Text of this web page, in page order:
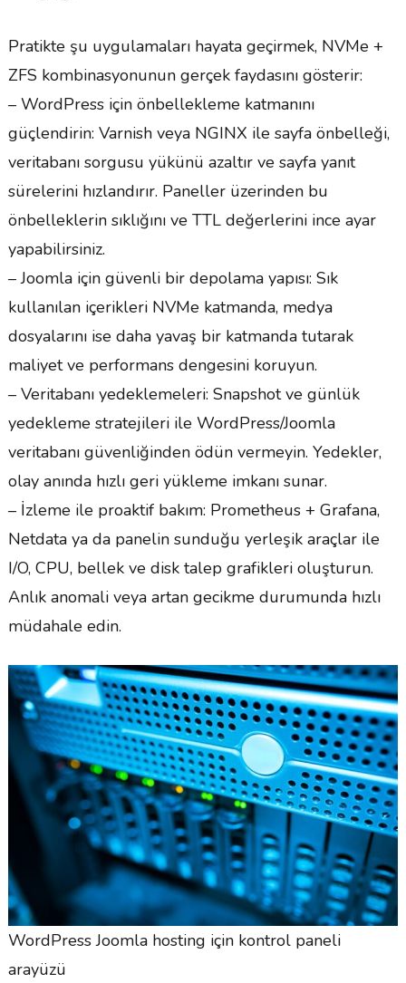
Pratikte şu uygulamaları hayata geçirmek, NVMe +
ZFS kombinasyonunun gerçek faydasını gösterir:
– WordPress için önbellekleme katmanını
güçlendirin: Varnish veya NGINX ile sayfa önbelleği,
veritabanı sorgusu yükünü azaltır ve sayfa yanıt
sürelerini hızlandırır. Paneller üzerinden bu
önbelleklerin sıklığını ve TTL değerlerini ince ayar
yapabilirsiniz.
– Joomla için güvenli bir depolama yapısı: Sık
kullanılan içerikleri NVMe katmanda, medya
dosyalarını ise daha yavaş bir katmanda tutarak
maliyet ve performans dengesini koruyun.
– Veritabanı yedeklemeleri: Snapshot ve günlük
yedekleme stratejileri ile WordPress/Joomla
veritabanı güvenliğinden ödün vermeyin. Yedekler,
olay anında hızlı geri yükleme imkanı sunar.
– İzleme ile proaktif bakım: Prometheus + Grafana,
Netdata ya da panelin sunduğu yerleşik araçlar ile
I/O, CPU, bellek ve disk talep grafikleri oluşturun.
Anlık anomali veya artan gecikme durumunda hızlı
müdahale edin.
WordPress Joomla hosting için kontrol paneli
arayüzü